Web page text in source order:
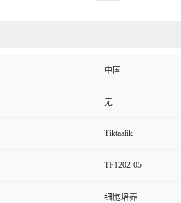
中国
无
Tiktaalik
TF1202-05
细胞培养